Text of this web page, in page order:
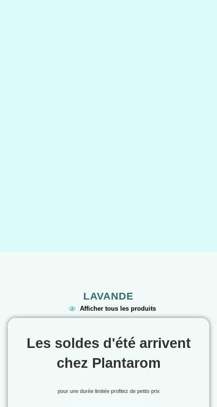
LAVANDE
Afficher tous les produits
Les soldes d'été arrivent
chez Plantarom
pour une durée limitée profitez de petits prix